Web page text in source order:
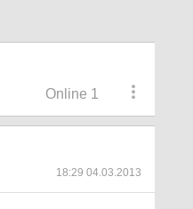
Online 1
18:29 04.03.2013